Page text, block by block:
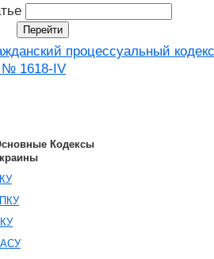
процессуальный кодекс
№ 1618-IV
Кодексы